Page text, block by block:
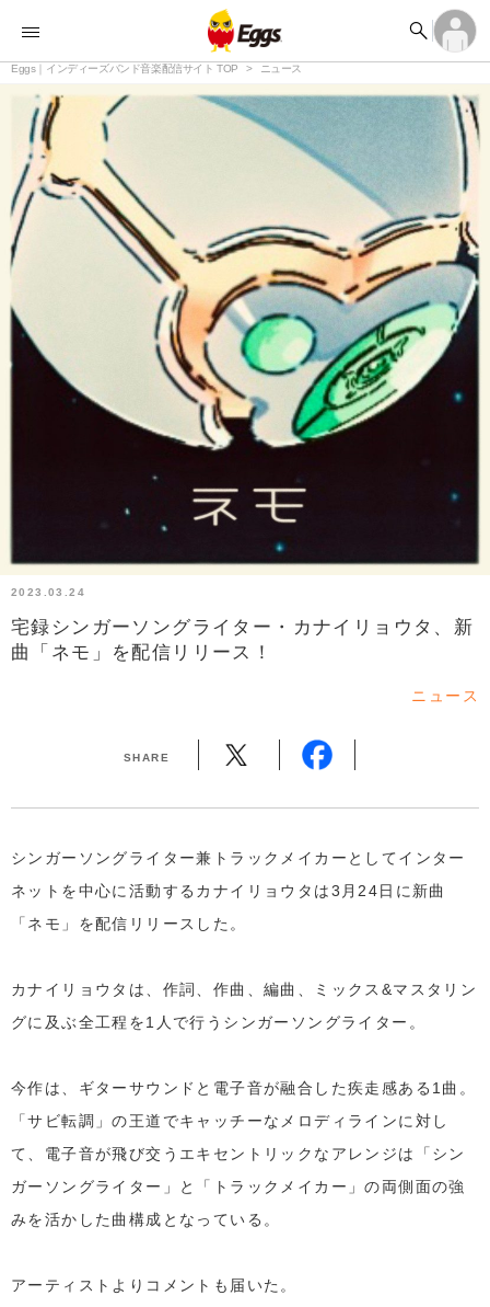


ランキング 
記事 
タイムライン 
ライブ情報 
楽曲アップロード 
ログイン
アカウント登録
ログイン
アカウント登録
Eggs｜インディーズバンド音楽配信サイト TOP ニュース
2023.03.24
宅録シンガーソングライター・カナイリョウタ、新
曲「ネモ」を配信リリース！
ニュース
SHARE
シンガーソングライター兼トラックメイカーとしてインター
ネットを中心に活動するカナイリョウタは3月24日に新曲
「ネモ」を配信リリースした。
カナイリョウタは、作詞、作曲、編曲、ミックス&マスタリン
グに及ぶ全工程を1人で行うシンガーソングライター。
今作は、ギターサウンドと電子音が融合した疾走感ある1曲。
「サビ転調」の王道でキャッチーなメロディラインに対し
て、電子音が飛び交うエキセントリックなアレンジは「シン
ガーソングライター」と「トラックメイカー」の両側面の強
みを活かした曲構成となっている。
アーティストよりコメントも届いた。